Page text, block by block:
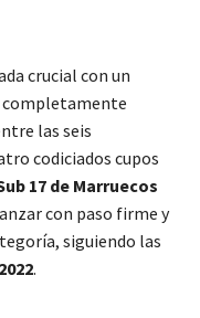
crucial con un
las seis
codiciados cupos
17 de Marruecos
con paso firme y
siguiendo las
.